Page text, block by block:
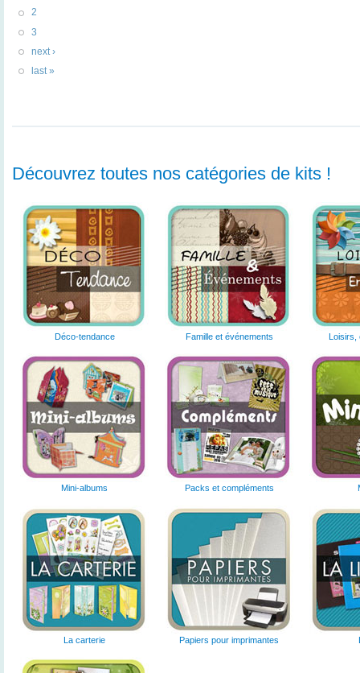
2
3
next ›
last »
Découvrez toutes nos catégories de kits !
Déco-tendance Famille et événements
Mini-albums Packs et compléments
La carterie Papiers pour imprimantes